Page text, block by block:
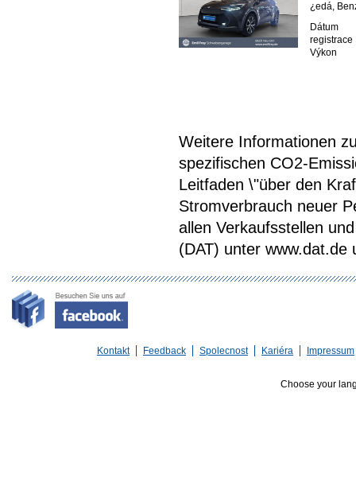
¿edá,
Dátum
registrace
Výkon
Weitere Informationen
spezifischen CO2-
Leitfaden \"über den
Stromverbrauch neuer
allen Verkaufsstellen
(DAT) unter www.dat.de
Kontakt Feedback Spolecnost Kariéra Impressum
Choose your